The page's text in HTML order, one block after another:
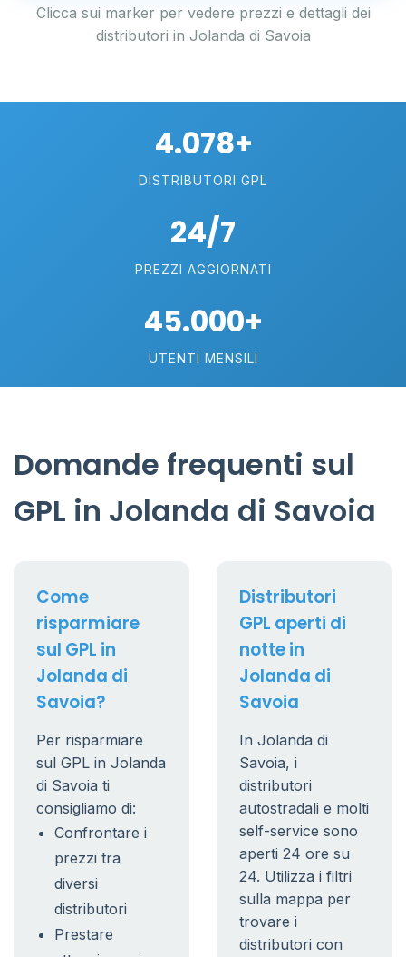
Clicca sui marker per vedere prezzi e dettagli dei
distributori in Jolanda di Savoia
4.078+
DISTRIBUTORI GPL
24/7
PREZZI AGGIORNATI
45.000+
UTENTI MENSILI
Domande frequenti sul
GPL in Jolanda di Savoia
Come
risparmiare
sul GPL in
Jolanda di
Savoia?
Per risparmiare
sul GPL in Jolanda
di Savoia ti
consigliamo di:
Confrontare i
prezzi tra
diversi
distributori
Prestare
Distributori
GPL aperti di
notte in
Jolanda di
Savoia
In Jolanda di
Savoia, i
distributori
autostradali e molti
self-service sono
aperti 24 ore su
24. Utilizza i filtri
sulla mappa per
trovare i
distributori con